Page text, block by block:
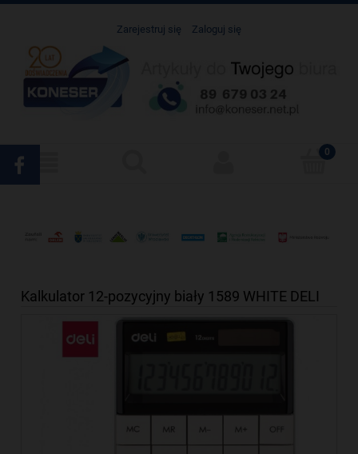
Zarejestruj się Zaloguj się
Kalkulator 12-pozycyjny biały 1589 WHITE DELI